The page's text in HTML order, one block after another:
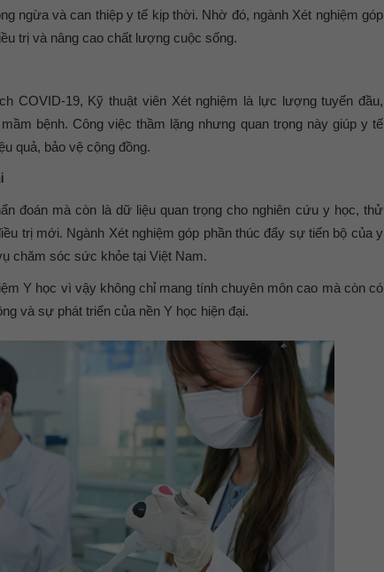
ngừa và can thiệp y tế kịp thời. Nhờ đó, ngành Xét nghiệm góp
trị và nâng cao chất lượng cuộc sống.
COVID-19, Kỹ thuật viên Xét nghiệm là lực lượng tuyến đầu,
bệnh. Công việc thầm lặng nhưng quan trọng này giúp y tế
quả, bảo vệ cộng đồng.
đoán mà còn là dữ liệu quan trọng cho nghiên cứu y học, thử
trị mới. Ngành Xét nghiệm góp phần thúc đẩy sự tiến bộ của y
chăm sóc sức khỏe tại Việt Nam.
Y học vì vậy không chỉ mang tính chuyên môn cao mà còn có
và sự phát triển của nền Y học hiện đại.